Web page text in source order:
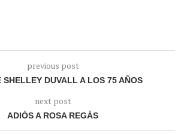
previous post
SHELLEY DUVALL A LOS 75 AÑOS
next post
ADIÓS A ROSA REGÀS